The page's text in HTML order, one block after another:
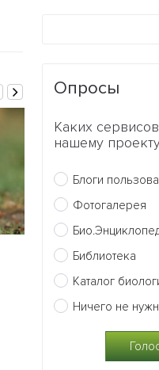
11.12.2015
Новая методика
собак
Опросы
Каких
нашему
Блоги
Фотогалерея
Библиотека
Каталог
Ничего не